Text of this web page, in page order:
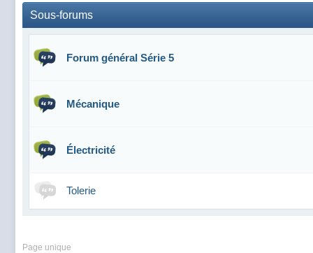
Sous-forums
Forum général Série 5
Mécanique
Électricité
Tolerie
Page unique